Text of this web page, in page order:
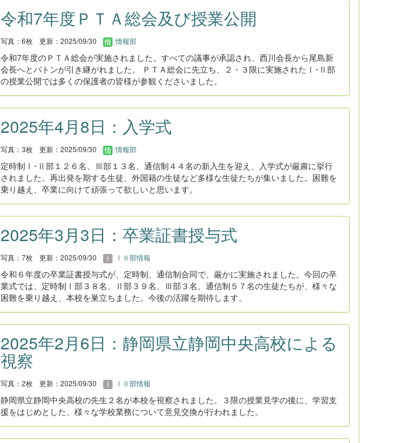
令和7年度ＰＴＡ総会及び授業公開
写真：6枚 更新：2025/09/30 情報部
令和7年度のＰＴＡ総会が実施されました。すべての議事が承認され、西川会長から尾島新
会長へとバトンが引き継がれました。 ＰＴＡ総会に先立ち、２・３限に実施されたⅠ･Ⅱ部
の授業公開では多くの保護者の皆様が参観くださいました。
2025年4月8日：入学式
写真：3枚 更新：2025/09/30 情報部
定時制Ⅰ･Ⅱ部１２６名、Ⅲ部１３名、通信制４４名の新入生を迎え、入学式が厳粛に挙行
されました。再出発を期する生徒、外国籍の生徒など多様な生徒たちが集いました。困難を
乗り越え、卒業に向けて頑張って欲しいと思います。
2025年3月3日：卒業証書授与式
写真：7枚 更新：2025/09/30 ⅠⅡ部情報
令和６年度の卒業証書授与式が、定時制、通信制合同で、厳かに実施されました。今回の卒
業式では、定時制Ⅰ部３８名、Ⅱ部３９名、Ⅲ部３名、通信制５７名の生徒たちが、様々な
困難を乗り越え、本校を巣立ちました。今後の活躍を期待します。
2025年2月6日：静岡県立静岡中央高校による
視察
写真：2枚 更新：2025/09/30 ⅠⅡ部情報
静岡県立静岡中央高校の先生２名が本校を視察されました。３限の授業見学の後に、学習支
援をはじめとした、様々な学校業務について意見交換が行われました。